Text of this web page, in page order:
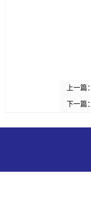
上一篇：
下一篇：